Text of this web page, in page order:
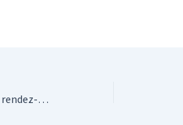
Cercle de lecture Prochains rendez-vous